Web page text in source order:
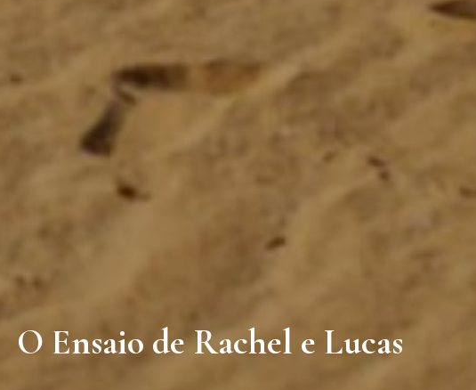
O Ensaio de Rachel e Lucas